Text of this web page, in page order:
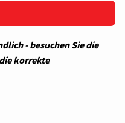
- besuchen Sie die
korrekte